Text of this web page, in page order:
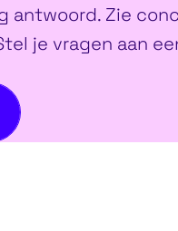
antwoord. Zie
je vragen aan